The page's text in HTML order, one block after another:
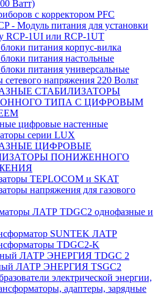
Ватт)
с корректором PFC
- Модуль питания для установки
RCP-1UI или RCP-1UT
питания корпус-вилка
питания настольные
питания универсальные
сетевого напряжения 220 Вольт
СТАБИЛИЗАТОРЫ
ТИПА С ЦИФРОВЫМ
цифровые настенные
серии LUX
ЦИФРОВЫЕ
ПОНИЖЕННОГО
TEPLOCOM и SKAT
напряжения для газового
ЛАТР TDGC2 однофазные и
SUNTEK ЛАТР
TDGC2-K
ЛАТР ЭНЕРГИЯ TDGC 2
ЛАТР ЭНЕРГИЯ TSGC2
электрической энергии,
адаптеры, зарядные